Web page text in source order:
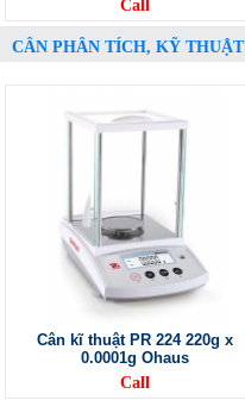
Call
CÂN PHÂN TÍCH, KỸ THUẬT
Cân kĩ thuật PR 224 220g x
0.0001g Ohaus
Call